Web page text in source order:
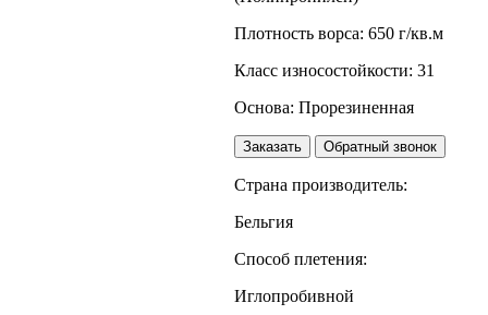
Плотность ворса: 650 г/кв.м
Класс износостойкости: 31
Основа: Прорезиненная
Заказать Обратный звонок
Страна производитель:
Бельгия
Способ плетения:
Иглопробивной